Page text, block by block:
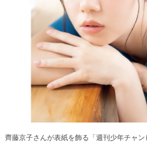
齊藤京子さんが表紙を飾る「週刊少年チャ